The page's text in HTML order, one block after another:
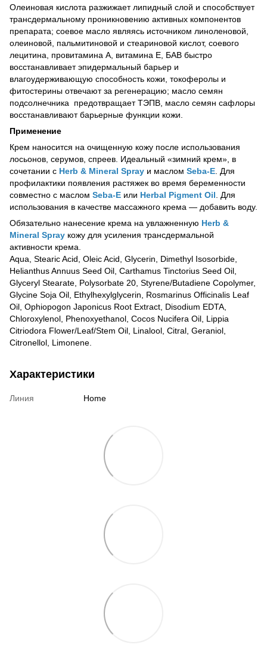
Олеиновая кислота разжижает липидный слой и способствует
трансдермальному проникновению активных компонентов
препарата; соевое масло являясь источником линоленовой,
олеиновой, пальмитиновой и стеариновой кислот, соевого
лецитина, провитамина А, витамина Е, БАВ быстро
восстанавливает эпидермальный барьер и
влагоудерживающую способность кожи, токоферолы и
фитостерины отвечают за регенерацию; масло семян
подсолнечника предотвращает ТЭПВ, масло семян сафлоры
восстанавливают барьерные функции кожи.
Применение
Крем наносится на очищенную кожу после использования
лосьонов, серумов, спреев. Идеальный «зимний крем», в
сочетании с Herb & Mineral Spray и маслом Seba-E . Для
профилактики появления растяжек во время беременности
совместно с маслом Seba-E или Herbal Pigment Oil . Для
использования в качестве массажного крема — добавить воду.
Обязательно нанесение крема на увлажненную Herb &
Mineral Spray кожу для усиления трансдермальной
активности крема.
Aqua, Stearic Acid, Oleic Acid, Glycerin, Dimethyl Isosorbide,
Helianthus Annuus Seed Oil, Carthamus Tinctorius Seed Oil,
Glyceryl Stearate, Polysorbate 20, Styrene/Butadiene Copolymer,
Glycine Soja Oil, Ethylhexylglycerin, Rosmarinus Officinalis Leaf
Oil, Ophiopogon Japonicus Root Extract, Disodium EDTA,
Chloroxylenol, Phenoxyethanol, Cocos Nucifera Oil, Lippia
Citriodora Flower/Leaf/Stem Oil, Linalool, Citral, Geraniol,
Citronellol, Limonene.
Характеристики
Линия Home